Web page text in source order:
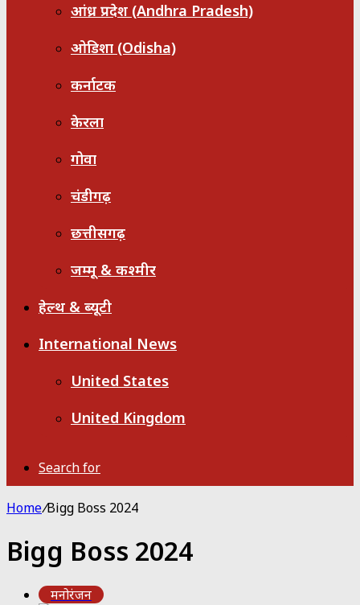
आंध्र प्रदेश (Andhra Pradesh)
ओडिशा (Odisha)
कर्नाटक
केरला
गोवा
चंडीगढ़
छत्तीसगढ़
जम्मू & कश्मीर
हेल्थ & ब्यूटी
International News
United States
United Kingdom
Search for
Home/Bigg Boss 2024
Bigg Boss 2024
मनोरंजन